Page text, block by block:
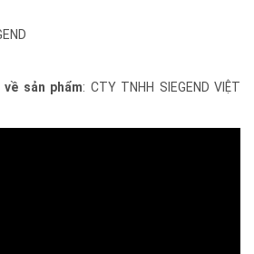
sản phẩm: CTY TNHH SIEGEND VIỆT